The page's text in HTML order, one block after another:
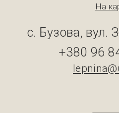
На
с. Бузова, вул.
+380 96